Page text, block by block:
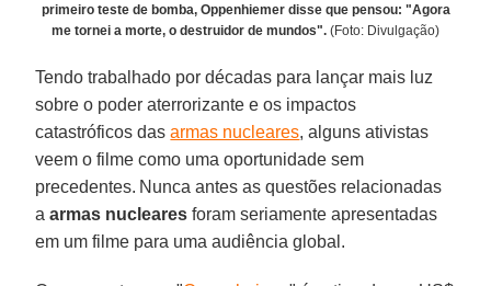
primeiro teste de bomba, Oppenhiemer disse que pensou: "Agora
me tornei a morte, o destruidor de mundos". (Foto: Divulgação)
Tendo trabalhado por décadas para lançar mais luz
sobre o poder aterrorizante e os impactos
catastróficos dasarmas nucleares, alguns ativistas
veem o filme como uma oportunidade sem
precedentes. Nunca antes as questões relacionadas
aarmas nucleares foram seriamente apresentadas
em um filme para uma audiência global.